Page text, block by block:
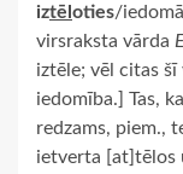
iztēl oties/
virsraksta vārda
iztēle; vēl citas
iedomība.] Tas,
redzams, piem.,
ietverta [at]tēlos